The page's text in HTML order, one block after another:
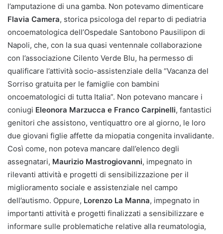
l’amputazione di una gamba. Non potevamo dimenticare
Flavia Camera, storica psicologa del reparto di pediatria
oncoematologica dell’Ospedale Santobono Pausilipon di
Napoli, che, con la sua quasi ventennale collaborazione
con l’associazione Cilento Verde Blu, ha permesso di
qualificare l’attività socio-assistenziale della “Vacanza del
Sorriso gratuita per le famiglie con bambini
oncoematologici di tutta Italia”. Non potevano mancare i
coniugi Eleonora Marzucca e Franco Carpinelli, fantastici
genitori che assistono, ventiquattro ore al giorno, le loro
due giovani figlie affette da miopatia congenita invalidante.
Così come, non poteva mancare dall’elenco degli
assegnatari, Maurizio Mastrogiovanni, impegnato in
rilevanti attività e progetti di sensibilizzazione per il
miglioramento sociale e assistenziale nel campo
dell’autismo. Oppure, Lorenzo La Manna, impegnato in
importanti attività e progetti finalizzati a sensibilizzare e
informare sulle problematiche relative alla reumatologia,